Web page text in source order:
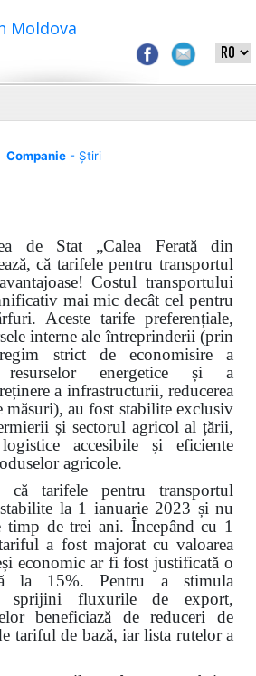
Moldova
Companie- Știri
de Stat „Calea Ferată din
că tarifele pentru transportul
Costul transportului
mai mic decât cel pentru
Aceste tarife preferențiale,
interne ale întreprinderii (prin
strict de economisire a
resurselor energetice și a
a infrastructurii, reducerea
măsuri), au fost stabilite exclusiv
și sectorul agricol al țării,
accesibile și eficiente
agricole.
că tarifele pentru transportul
la 1 ianuarie 2023 și nu
timp de trei ani. Începând cu 1
a fost majorat cu valoarea
economic ar fi fost justificată o
la 15%. Pentru a stimula
sprijini fluxurile de export,
beneficiază de reduceri de
tariful de bază, iar lista rutelor a